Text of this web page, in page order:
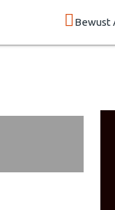
Bewust